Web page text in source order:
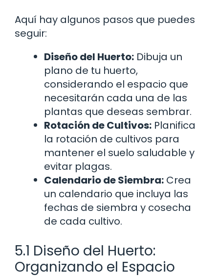
Aquí hay algunos pasos que puedes
seguir:
Diseño del Huerto: Dibuja un
plano de tu huerto,
considerando el espacio que
necesitarán cada una de las
plantas que deseas sembrar.
Rotación de Cultivos: Planifica
la rotación de cultivos para
mantener el suelo saludable y
evitar plagas.
Calendario de Siembra: Crea
un calendario que incluya las
fechas de siembra y cosecha
de cada cultivo.
5.1 Diseño del Huerto:
Organizando el Espacio